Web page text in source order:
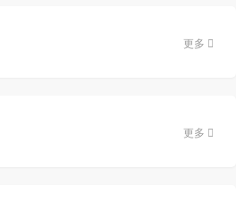
更多
更多